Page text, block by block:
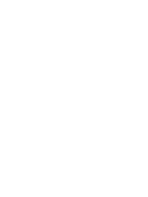
よ
が
を